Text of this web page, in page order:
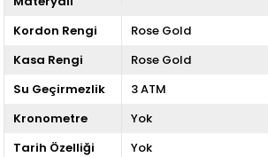
Kordon Rengi
Rose Gold
Kasa Rengi
Rose Gold
Su Geçirmezlik
3 ATM
Kronometre
Yok
Tarih Özelliği
Yok